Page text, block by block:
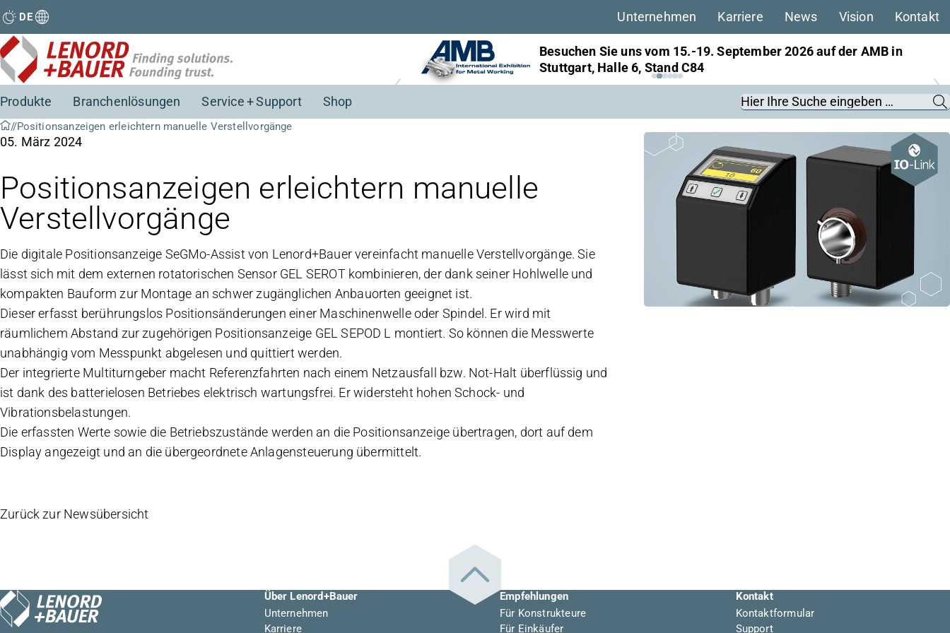
DE Unternehmen Karriere News Vision Kontakt
Besuchen Sie uns vom 15.-19. September 2026 auf der AMB in
Stuttgart, Halle 6, Stand C84
Produkte Branchenlösungen Service + Support Shop Suchbegriffe
Positionsanzeigen erleichtern manuelle Verstellvorgänge
05. März 2024
Positionsanzeigen erleichtern manuelle
Verstellvorgänge
Die digitale Positionsanzeige SeGMo-Assist von Lenord+Bauer vereinfacht manuelle Verstellvorgänge. Sie
lässt sich mit dem externen rotatorischen Sensor GEL SEROT kombinieren, der dank seiner Hohlwelle und
kompakten Bauform zur Montage an schwer zugänglichen Anbauorten geeignet ist.
Dieser erfasst berührungslos Positionsänderungen einer Maschinenwelle oder Spindel. Er wird mit
räumlichem Abstand zur zugehörigen Positionsanzeige GEL SEPOD L montiert. So können die Messwerte
unabhängig vom Messpunkt abgelesen und quittiert werden.
Der integrierte Multiturngeber macht Referenzfahrten nach einem Netzausfall bzw. Not-Halt überflüssig und
ist dank des batterielosen Betriebes elektrisch wartungsfrei. Er widersteht hohen Schock- und
Vibrationsbelastungen.
Die erfassten Werte sowie die Betriebszustände werden an die Positionsanzeige übertragen, dort auf dem
Display angezeigt und an die übergeordnete Anlagensteuerung übermittelt.
Zurück zur Newsübersicht
Über Lenord+Bauer
Unternehmen
Karriere
Empfehlungen
Für Konstrukteure
Für Einkäufer
Kontakt
Kontaktformular
Support